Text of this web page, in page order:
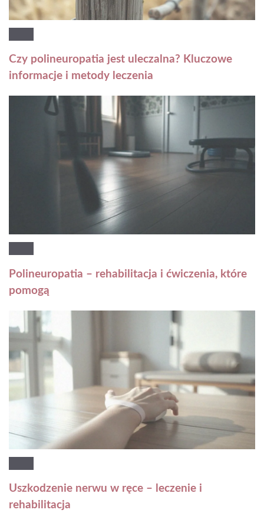
Czy polineuropatia jest uleczalna? Kluczowe
informacje i metody leczenia
Polineuropatia – rehabilitacja i ćwiczenia, które
pomogą
Uszkodzenie nerwu w ręce – leczenie i
rehabilitacja